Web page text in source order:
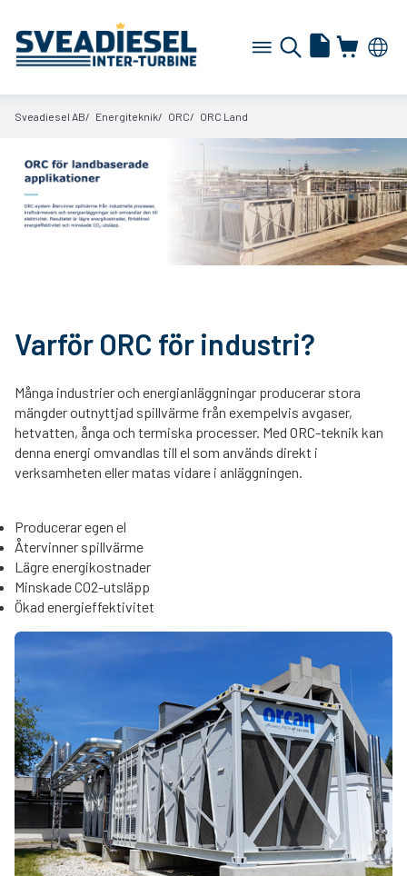
Sveadiesel AB Energiteknik ORC ORC Land
Varför ORC för industri?
Många industrier och energianläggningar producerar stora
mängder outnyttjad spillvärme från exempelvis avgaser,
hetvatten, ånga och termiska processer. Med ORC-teknik kan
denna energi omvandlas till el som används direkt i
verksamheten eller matas vidare i anläggningen.
Producerar egen el
Återvinner spillvärme
Lägre energikostnader
Minskade CO2-utsläpp
Ökad energieffektivitet